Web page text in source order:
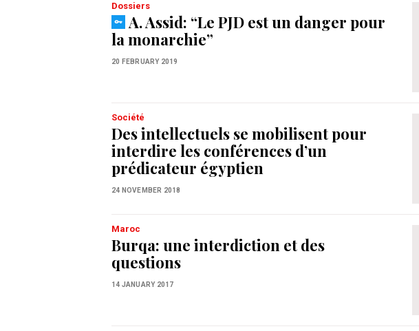
Dossiers
A. Assid: “Le PJD est un danger pour
la monarchie”
20 FEBRUARY 2019
Société
Des intellectuels se mobilisent pour
interdire les conférences d’un
prédicateur égyptien
24 NOVEMBER 2018
Maroc
Burqa: une interdiction et des
questions
14 JANUARY 2017